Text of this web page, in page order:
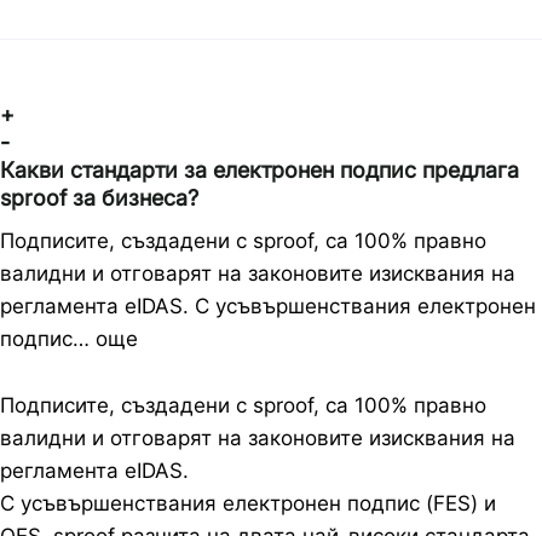
+
-
Какви стандарти за електронен подпис предлага
sproof за бизнеса?
Подписите, създадени с sproof, са 100% правно
валидни и отговарят на законовите изисквания на
регламента eIDAS. С усъвършенствания електронен
подпис… още
Подписите, създадени с sproof, са 100% правно
валидни и отговарят на законовите изисквания на
регламента eIDAS.
С усъвършенствания електронен подпис (FES) и